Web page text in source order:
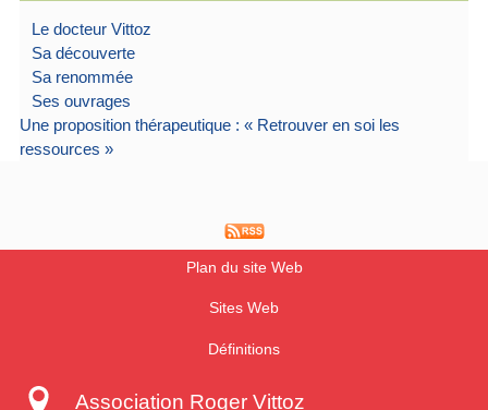
Le docteur Vittoz
Sa découverte
Sa renommée
Ses ouvrages
Une proposition thérapeutique : « Retrouver en soi les
ressources »
Plan du site Web
Sites Web
Définitions
Association Roger Vittoz